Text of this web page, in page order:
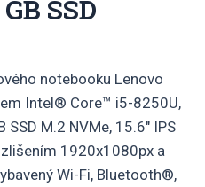
SSD
notebooku Lenovo
Intel® Core™ i5-8250U,
SSD M.2 NVMe, 15.6″ IPS
1920x1080px a
Wi-Fi, Bluetooth®,